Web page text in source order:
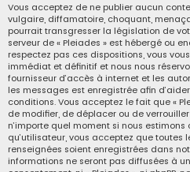
Vous acceptez de ne publier aucun
vulgaire, diffamatoire, choquant,
pourrait transgresser la législation de
serveur de « Pleiades » est hébergé ou
respectez pas ces dispositions, vous
immédiat et définitif et nous nous
fournisseur d’accès à internet et les
les messages est enregistrée afin
conditions. Vous acceptez le fait que «
de modifier, de déplacer ou de
n’importe quel moment si nous
qu’utilisateur, vous acceptez que toutes
renseignées soient enregistrées dans
informations ne seront pas diffusées à